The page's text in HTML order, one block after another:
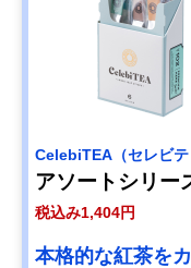
CelebiTEA（セレビテ
アソートシリー
税込み1,404円
本格的な紅茶を